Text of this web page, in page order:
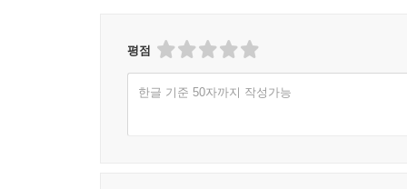
평점
한글 기준 50자까지 작성가능